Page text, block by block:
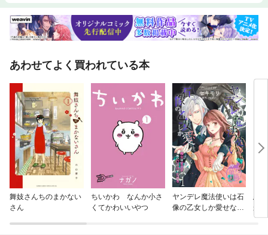
あわせてよく買われている本
舞妓さんちのまかない
さん
ちいかわ なんか小さ
くてかわいいやつ
ヤンデレ魔法使いは石
像の乙女しか愛せない
悪
か